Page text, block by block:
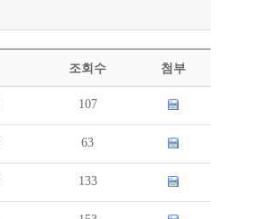
조회수 첨부
107
63
133